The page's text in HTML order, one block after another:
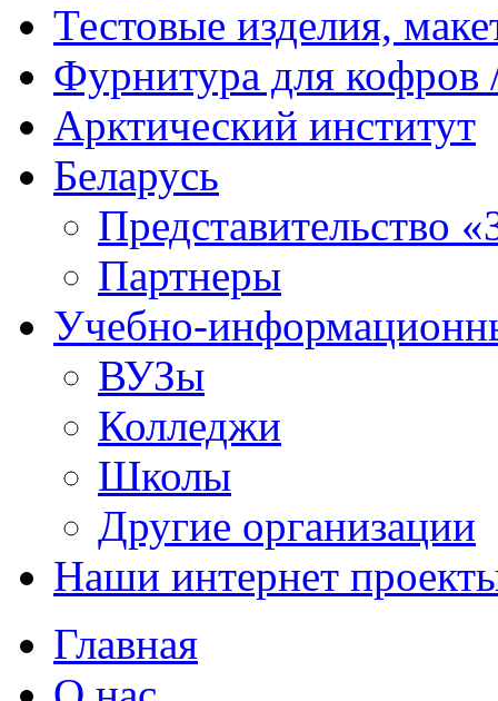
Тестовые изделия,
Фурнитура для кофров
Арктический институт
Беларусь
Представительство
Партнеры
Учебно-
ВУЗы
Колледжи
Школы
Другие организации
Наши интернет
Главная